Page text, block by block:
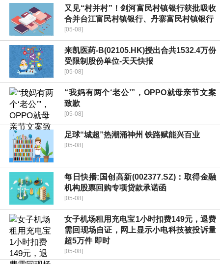
又见“村并村”！剑河富民村镇银行获批吸收
合并台江富民村镇银行、丹寨富民村镇银行
[05-08]
来凯医药-B(02105.HK)授出合共1532.4万份
受限制股份单位-天天快报
[05-08]
“我妈有两个‘老公’”，OPPO就母亲节文案
致歉
[05-08]
足球“城超”热潮涌神州 铁路赋能兴百业
[05-08]
每日快播:国创高新(002377.SZ)：取得金融
机构股票回购专项贷款承诺函
[05-08]
女子机场租用充电宝1小时扣费149元，退费
需回现场自证，网上显示小电科技被投诉量
超5万件 即时
[05-08]